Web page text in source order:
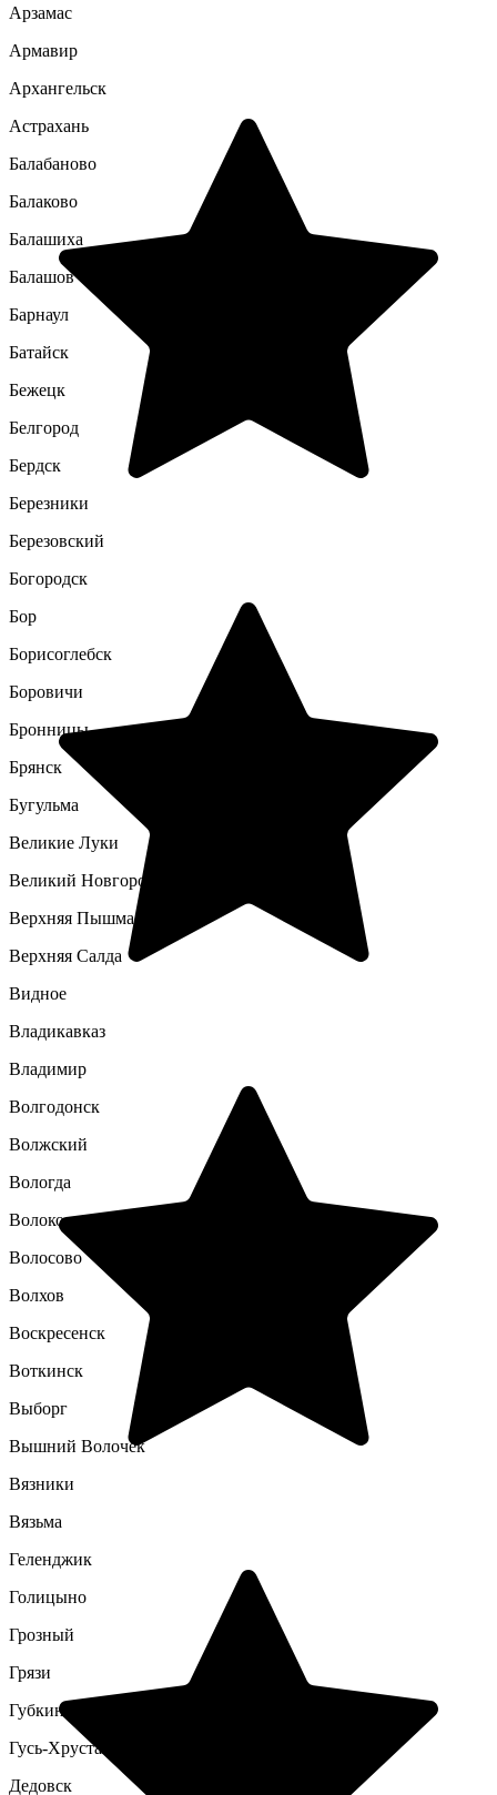
Арзамас
Армавир
Архангельск
Астрахань
Балабаново
Балаково
Балашиха
Балашов
Барнаул
Батайск
Бежецк
Белгород
Бердск
Березники
Березовский
Богородск
Бор
Борисоглебск
Боровичи
Бронницы
Брянск
Бугульма
Великие Луки
Великий Новгород
Верхняя Пышма
Верхняя Салда
Видное
Владикавказ
Владимир
Волгодонск
Волжский
Вологда
Волоколамск
Волосово
Волхов
Воскресенск
Воткинск
Выборг
Вышний Волочек
Вязники
Вязьма
Геленджик
Голицыно
Грозный
Грязи
Губкин
Гусь-Хрустальный
Дедовск